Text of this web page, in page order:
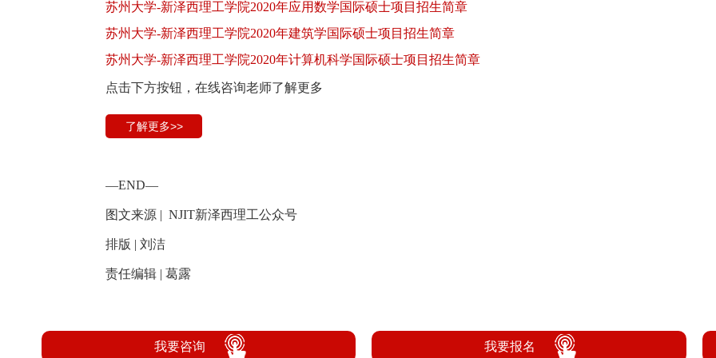
苏州大学-新泽西理工学院2020年应用数学国际硕士项目招生简章
苏州大学-新泽西理工学院2020年建筑学国际硕士项目招生简章
苏州大学-新泽西理工学院2020年计算机科学国际硕士项目招生简章
点击下方按钮，在线咨询老师了解更多
了解更多>>
—END—
图文来源 | NJIT新泽西理工公众号
排版 | 刘洁
责任编辑 | 葛露
我要咨询 我要报名